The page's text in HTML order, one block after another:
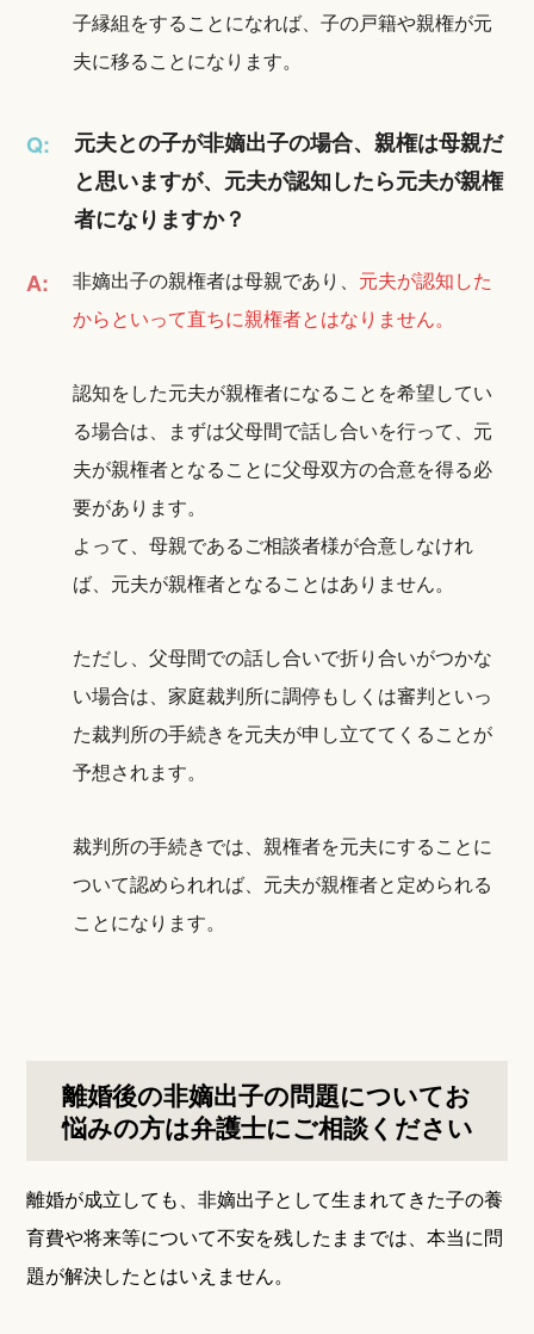
子縁組をすることになれば、子の戸籍や親権が元
夫に移ることになります。
Q:
元夫との子が非嫡出子の場合、親権は母親だ
と思いますが、元夫が認知したら元夫が親権
者になりますか？
A: 非嫡出子の親権者は母親であり、 元夫が認知した
からといって直ちに親権者とはなりません。
認知をした元夫が親権者になることを希望してい
る場合は、まずは父母間で話し合いを行って、元
夫が親権者となることに父母双方の合意を得る必
要があります。
よって、母親であるご相談者様が合意しなけれ
ば、元夫が親権者となることはありません。
ただし、父母間での話し合いで折り合いがつかな
い場合は、家庭裁判所に調停もしくは審判といっ
た裁判所の手続きを元夫が申し立ててくることが
予想されます。
裁判所の手続きでは、親権者を元夫にすることに
ついて認められれば、元夫が親権者と定められる
ことになります。
離婚後の非嫡出子の問題についてお
悩みの方は弁護士にご相談ください
離婚が成立しても、非嫡出子として生まれてきた子の養
育費や将来等について不安を残したままでは、本当に問
題が解決したとはいえません。